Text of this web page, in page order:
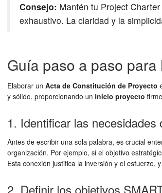
Consejo: Mantén tu Project
exhaustivo. La claridad y la
Guía paso a paso
Elaborar un Acta de Constitución de Proyecto
y sólido, proporcionando un inicio proyecto
1. Identificar las
Antes de escribir una sola palabra, es crucial
organización. Por ejemplo, si el objetivo
Esta conexión justifica la inversión y el esfuerzo,
2. Definir los objetivos